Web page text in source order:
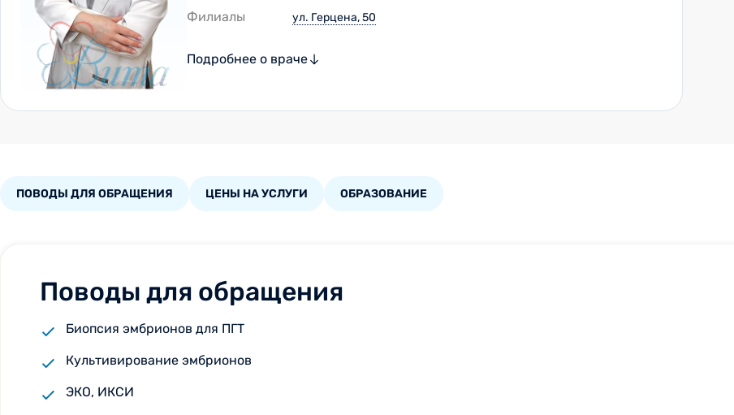
Филиалы
ул. Герцена, 50
Подробнее о враче
ПОВОДЫ ДЛЯ ОБРАЩЕНИЯ ЦЕНЫ НА УСЛУГИ ОБРАЗОВАНИЕ
Поводы для обращения
Биопсия эмбрионов для ПГТ
Культивирование эмбрионов
ЭКО, ИКСИ